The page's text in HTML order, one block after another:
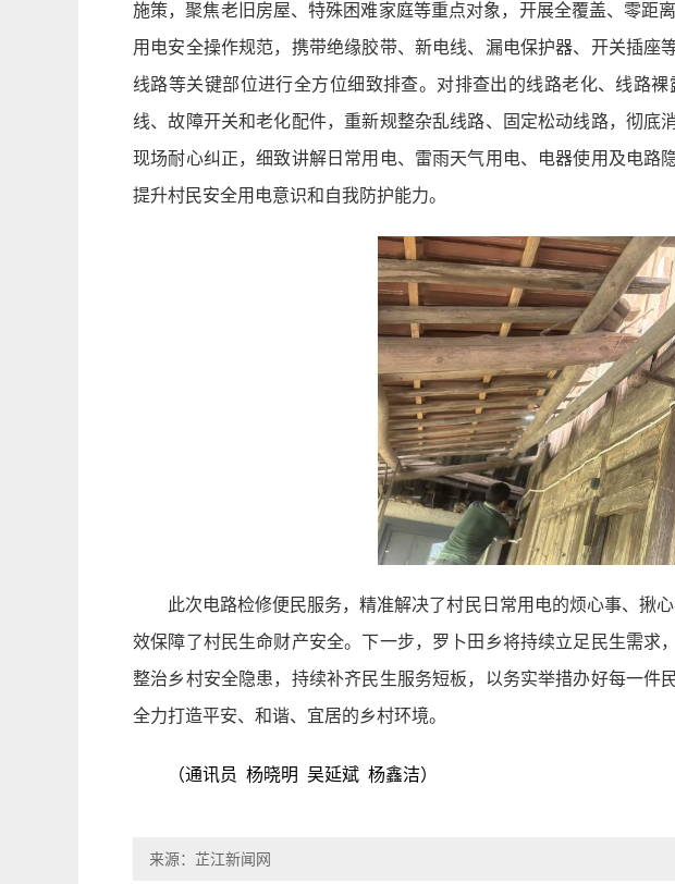
施策，聚焦老旧房屋、特殊困难家庭等重点对象，开展全覆盖、零距
用电安全操作规范，携带绝缘胶带、新电线、漏电保护器、开关插
线路等关键部位进行全方位细致排查。对排查出的线路老化、线路
线、故障开关和老化配件，重新规整杂乱线路、固定松动线路，彻底
现场耐心纠正，细致讲解日常用电、雷雨天气用电、电器使用及电
提升村民安全用电意识和自我防护能力。
此次电路检修便民服务，精准解决了村民日常用电的烦心事、揪
效保障了村民生命财产安全。下一步，罗卜田乡将持续立足民生需
整治乡村安全隐患，持续补齐民生服务短板，以务实举措办好每一件
全力打造平安、和谐、宜居的乡村环境。
（通讯员 杨晓明 吴延斌 杨鑫洁）
来源：芷江新闻网